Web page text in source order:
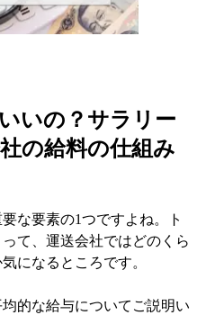
いの？サラリー
の給料の仕組み
な要素の1つですよね。ト
て、運送会社ではどのくら
になるところです。
的な給与についてご説明い